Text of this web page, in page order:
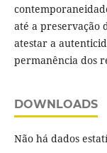
até a preservação
atestar a
permanência dos
DOWNLOADS
Não há dados